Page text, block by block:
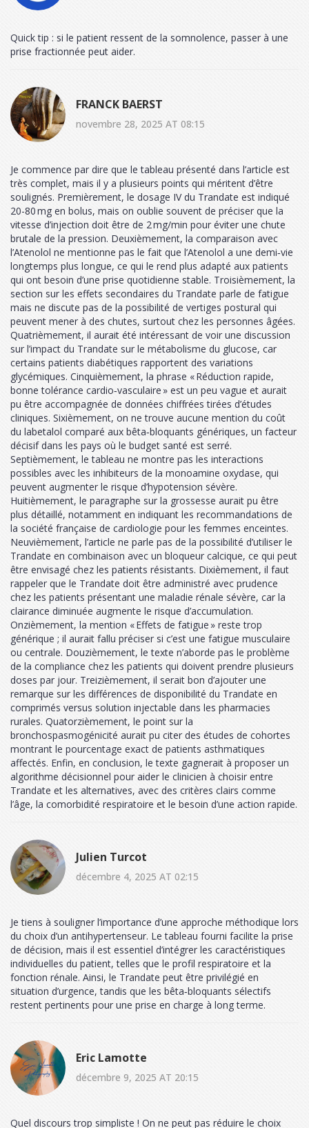
Quick tip : si le patient ressent de la somnolence, passer à une
prise fractionnée peut aider.
FRANCK BAERST
novembre 28, 2025 AT 08:15
Je commence par dire que le tableau présenté dans l’article est
très complet, mais il y a plusieurs points qui méritent d’être
soulignés. Premièrement, le dosage IV du Trandate est indiqué
20-80 mg en bolus, mais on oublie souvent de préciser que la
vitesse d’injection doit être de 2 mg/min pour éviter une chute
brutale de la pression. Deuxièmement, la comparaison avec
l’Atenolol ne mentionne pas le fait que l’Atenolol a une demi‑vie
longtemps plus longue, ce qui le rend plus adapté aux patients
qui ont besoin d’une prise quotidienne stable. Troisièmement, la
section sur les effets secondaires du Trandate parle de fatigue
mais ne discute pas de la possibilité de vertiges postural qui
peuvent mener à des chutes, surtout chez les personnes âgées.
Quatrièmement, il aurait été intéressant de voir une discussion
sur l’impact du Trandate sur le métabolisme du glucose, car
certains patients diabétiques rapportent des variations
glycémiques. Cinquièmement, la phrase « Réduction rapide,
bonne tolérance cardio‑vasculaire » est un peu vague et aurait
pu être accompagnée de données chiffrées tirées d’études
cliniques. Sixièmement, on ne trouve aucune mention du coût
du labetalol comparé aux bêta‑bloquants génériques, un facteur
décisif dans les pays où le budget santé est serré.
Septièmement, le tableau ne montre pas les interactions
possibles avec les inhibiteurs de la monoamine oxydase, qui
peuvent augmenter le risque d’hypotension sévère.
Huitièmement, le paragraphe sur la grossesse aurait pu être
plus détaillé, notamment en indiquant les recommandations de
la société française de cardiologie pour les femmes enceintes.
Neuvièmement, l’article ne parle pas de la possibilité d’utiliser le
Trandate en combinaison avec un bloqueur calcique, ce qui peut
être envisagé chez les patients résistants. Dixièmement, il faut
rappeler que le Trandate doit être administré avec prudence
chez les patients présentant une maladie rénale sévère, car la
clairance diminuée augmente le risque d’accumulation.
Onzièmement, la mention « Effets de fatigue » reste trop
générique ; il aurait fallu préciser si c’est une fatigue musculaire
ou centrale. Douzièmement, le texte n’aborde pas le problème
de la compliance chez les patients qui doivent prendre plusieurs
doses par jour. Treizièmement, il serait bon d’ajouter une
remarque sur les différences de disponibilité du Trandate en
comprimés versus solution injectable dans les pharmacies
rurales. Quatorzièmement, le point sur la
bronchospasmogénicité aurait pu citer des études de cohortes
montrant le pourcentage exact de patients asthmatiques
affectés. Enfin, en conclusion, le texte gagnerait à proposer un
algorithme décisionnel pour aider le clinicien à choisir entre
Trandate et les alternatives, avec des critères clairs comme
l’âge, la comorbidité respiratoire et le besoin d’une action rapide.
Julien Turcot
décembre 4, 2025 AT 02:15
Je tiens à souligner l’importance d’une approche méthodique lors
du choix d’un antihypertenseur. Le tableau fourni facilite la prise
de décision, mais il est essentiel d’intégrer les caractéristiques
individuelles du patient, telles que le profil respiratoire et la
fonction rénale. Ainsi, le Trandate peut être privilégié en
situation d’urgence, tandis que les bêta‑bloquants sélectifs
restent pertinents pour une prise en charge à long terme.
Eric Lamotte
décembre 9, 2025 AT 20:15
Quel discours trop simpliste ! On ne peut pas réduire le choix